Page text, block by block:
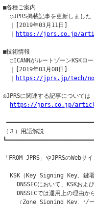
■各種ご案内
  ○JPRS掲載記事を更新しました
  ｜[2019年03月11日]
https://jprs.co.jp/
■技術情報
○ICANNがルートゾーンKSKロー
  ｜[2019年03月08日]
https://jprs.jp/tech/
◎JPRSに関連する記事について
https://jprs.co.jp/
（３）用語解説
「FROM JPRS」やJPRSのWeb
KSK（Key Signing Key、鍵
DNSSECにおいて、KSKおよ
DNSSECでは運用上の理由
（Zone Signing Key、ゾー